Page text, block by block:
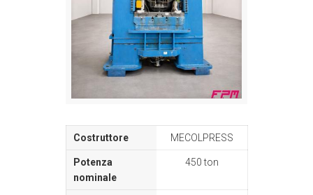
MECOLPRESS
450 ton